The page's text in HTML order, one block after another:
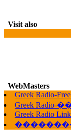
Visit also
WebMasters
Greek Radio-
Greek
Greek Radio